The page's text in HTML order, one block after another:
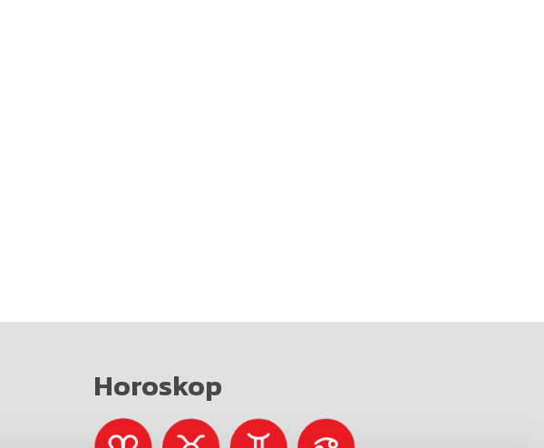
Horoskop